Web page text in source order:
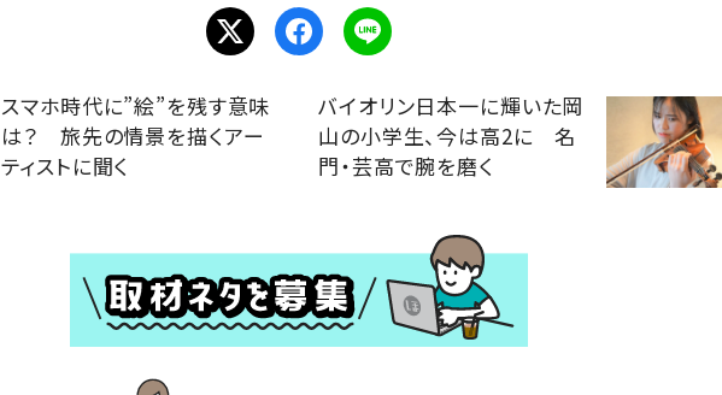
スマホ時代に”絵”を残す意味
は？ 旅先の情景を描くアー
ティストに聞く
バイオリン日本一に輝いた岡
山の小学生、今は高2に 名
門・芸高で腕を磨く